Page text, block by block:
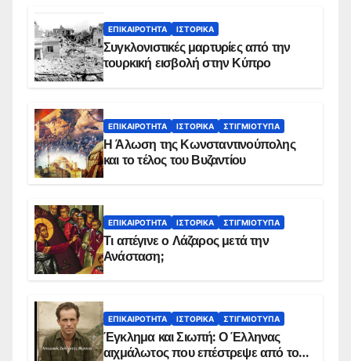
ΕΠΙΚΑΙΡΌΤΗΤΑ ΙΣΤΟΡΙΚΆ
Συγκλονιστικές μαρτυρίες από την
τουρκική εισβολή στην Κύπρο
ΕΠΙΚΑΙΡΌΤΗΤΑ ΙΣΤΟΡΙΚΆ ΣΤΙΓΜΙΌΤΥΠΑ
Η Άλωση της Κωνσταντινούπολης
και το τέλος του Βυζαντίου
ΕΠΙΚΑΙΡΌΤΗΤΑ ΙΣΤΟΡΙΚΆ ΣΤΙΓΜΙΌΤΥΠΑ
Τι απέγινε ο Λάζαρος μετά την
Ανάσταση;
ΕΠΙΚΑΙΡΌΤΗΤΑ ΙΣΤΟΡΙΚΆ ΣΤΙΓΜΙΌΤΥΠΑ
Έγκλημα και Σιωπή: Ο Έλληνας
αιχμάλωτος που επέστρεψε από το